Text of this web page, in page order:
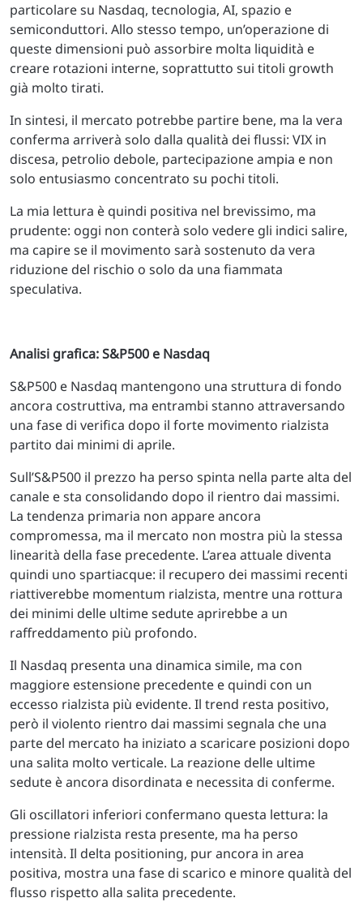
particolare su Nasdaq, tecnologia, AI, spazio e
semiconduttori. Allo stesso tempo, un’operazione di
queste dimensioni può assorbire molta liquidità e
creare rotazioni interne, soprattutto sui titoli growth
già molto tirati.
In sintesi, il mercato potrebbe partire bene, ma la vera
conferma arriverà solo dalla qualità dei flussi: VIX in
discesa, petrolio debole, partecipazione ampia e non
solo entusiasmo concentrato su pochi titoli.
La mia lettura è quindi positiva nel brevissimo, ma
prudente: oggi non conterà solo vedere gli indici salire,
ma capire se il movimento sarà sostenuto da vera
riduzione del rischio o solo da una fiammata
speculativa.
Analisi grafica: S&P500 e Nasdaq
S&P500 e Nasdaq mantengono una struttura di fondo
ancora costruttiva, ma entrambi stanno attraversando
una fase di verifica dopo il forte movimento rialzista
partito dai minimi di aprile.
Sull’S&P500 il prezzo ha perso spinta nella parte alta del
canale e sta consolidando dopo il rientro dai massimi.
La tendenza primaria non appare ancora
compromessa, ma il mercato non mostra più la stessa
linearità della fase precedente. L’area attuale diventa
quindi uno spartiacque: il recupero dei massimi recenti
riattiverebbe momentum rialzista, mentre una rottura
dei minimi delle ultime sedute aprirebbe a un
raffreddamento più profondo.
Il Nasdaq presenta una dinamica simile, ma con
maggiore estensione precedente e quindi con un
eccesso rialzista più evidente. Il trend resta positivo,
però il violento rientro dai massimi segnala che una
parte del mercato ha iniziato a scaricare posizioni dopo
una salita molto verticale. La reazione delle ultime
sedute è ancora disordinata e necessita di conferme.
Gli oscillatori inferiori confermano questa lettura: la
pressione rialzista resta presente, ma ha perso
intensità. Il delta positioning, pur ancora in area
positiva, mostra una fase di scarico e minore qualità del
flusso rispetto alla salita precedente.